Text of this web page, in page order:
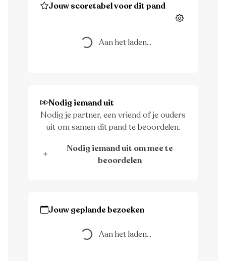
Jouw scoretabel voor dit pand
Instellingen
Aan het laden... Aan het laden...
Nodig iemand uit
Nodig je partner, een vriend of je ouders
uit om samen dit pand te beoordelen.
Nodig iemand uit om mee te
beoordelen
Jouw geplande bezoeken
Aan het laden... Aan het laden...